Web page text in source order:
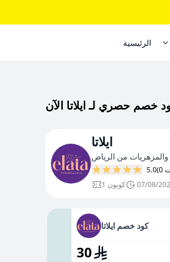
الرئيسية
ايلاتا
من الرياض
5.0
1 كوبون
كود خصم ايلاتا
30